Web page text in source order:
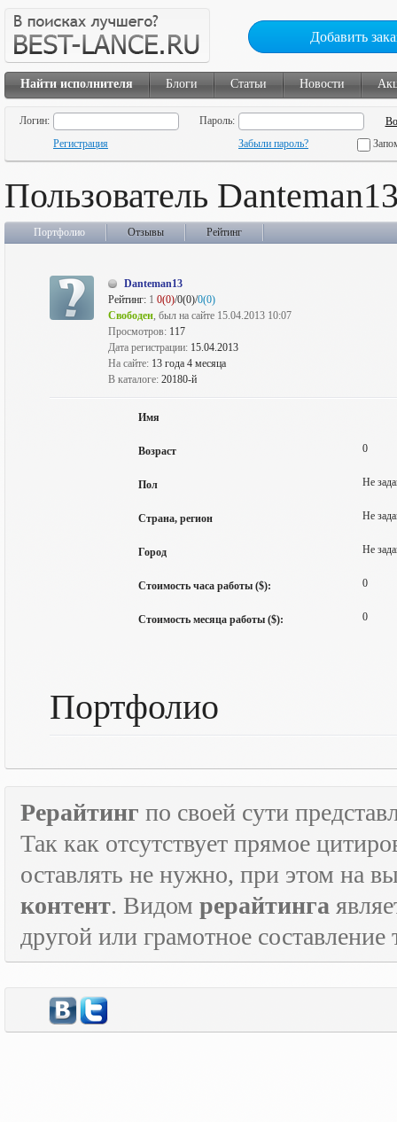
Добавить
Найти исполнителя Блоги Статьи Новости
Логин:
Пароль:
Регистрация
Забыли пароль?
Пользователь
Портфолио Отзывы Рейтинг
Danteman13
Рейтинг: 1 0(0)/0(0)/0(0)
Свободен, был на сайте 15.04.2013 10:07
Просмотров: 117
Дата регистрации: 15.04.2013
На сайте: 13 года 4 месяца
В каталоге: 20180-й
Имя
Возраст 0
Пол Не
Страна, регион Не
Город Не
Стоимость часа работы ($): 0
Стоимость месяца работы ($): 0
Портфолио
Рерайтинг по своей сути
Так как отсутствует прямое
оставлять не нужно, при этом на
контент. Видом рерайтинга
другой или грамотное